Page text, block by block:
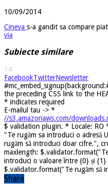
10/09/2014
Cineva s-a gandit sa compare
via
Subiecte similare
14
FacebookTwitterNewsletter
the preceding CSS link to the
* indicates required
E-mailul tau -> *
//s3.amazonaws.com/
$ validation plugin. * Locale: RO
"Te rugăm sa introduci o adresă
rugăm să introduci doar cifre.",
maxlength:
introduci o valoare între {0} și
$.validator.format("Te rugăm să
Share